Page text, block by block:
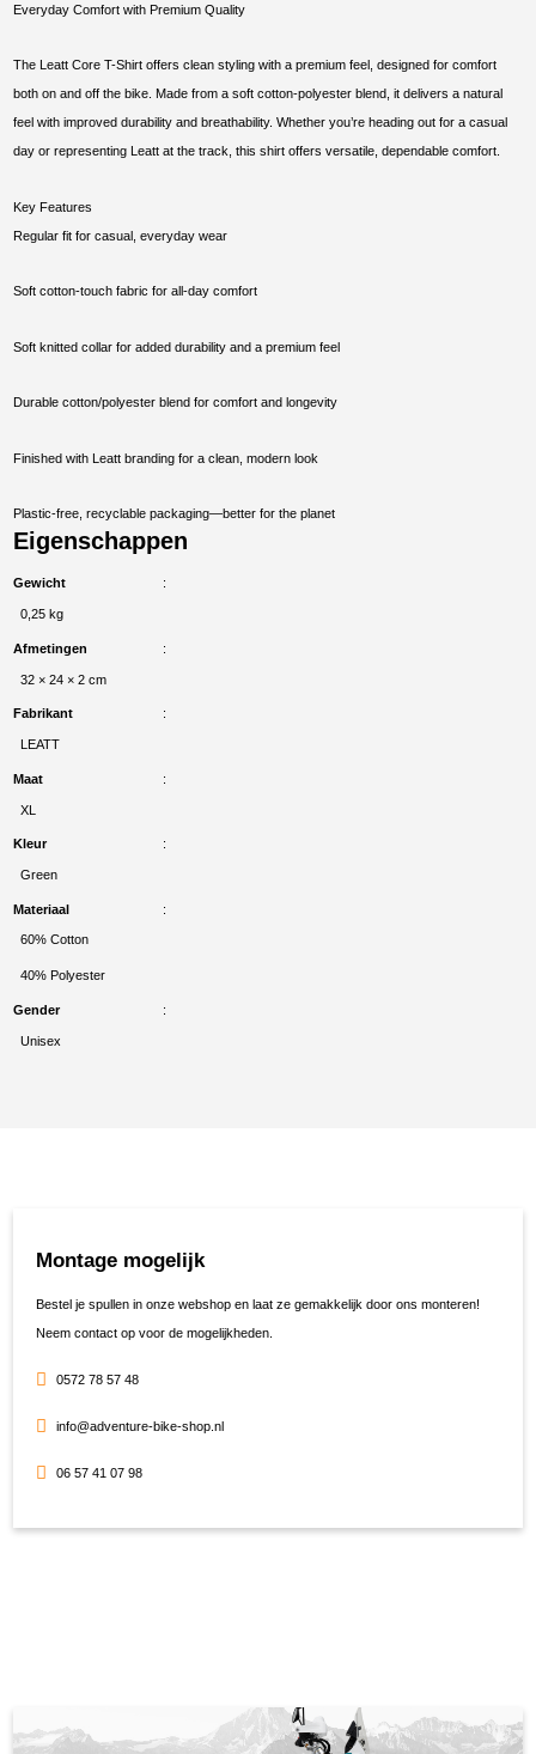
Everyday Comfort with Premium Quality
The Leatt Core T-Shirt offers clean styling with a premium feel, designed for comfort
both on and off the bike. Made from a soft cotton-polyester blend, it delivers a natural
feel with improved durability and breathability. Whether you’re heading out for a casual
day or representing Leatt at the track, this shirt offers versatile, dependable comfort.
Key Features
Regular fit for casual, everyday wear
Soft cotton-touch fabric for all-day comfort
Soft knitted collar for added durability and a premium feel
Durable cotton/polyester blend for comfort and longevity
Finished with Leatt branding for a clean, modern look
Plastic-free, recyclable packaging—better for the planet
Eigenschappen
Gewicht
0,25 kg
Afmetingen
32 × 24 × 2 cm
Fabrikant
LEATT
Maat
XL
Kleur
Green
Materiaal
60% Cotton
40% Polyester
Gender
Unisex
Montage mogelijk
Bestel je spullen in onze webshop en laat ze gemakkelijk door ons monteren!
Neem contact op voor de mogelijkheden.
0572 78 57 48
info@adventure-bike-shop.nl
06 57 41 07 98